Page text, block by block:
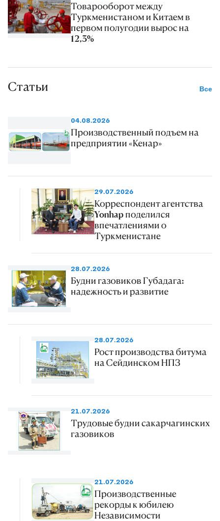
Товарооборот между
Туркменистаном и Китаем в
первом полугодии вырос на
12,3%
Статьи Все
04.08.2026
Производственный подъем на
предприятии «Кенар»
29.07.2026
Корреспондент агентства
Yonhap поделился
впечатлениями о
Туркменистане
28.07.2026
Будни газовиков Губадага:
надежность и развитие
28.07.2026
Рост производства битума
на Сейдинском НПЗ
21.07.2026
Трудовые будни сакарчагинских
газовиков
21.07.2026
Производственные
рекорды к юбилею
Независимости